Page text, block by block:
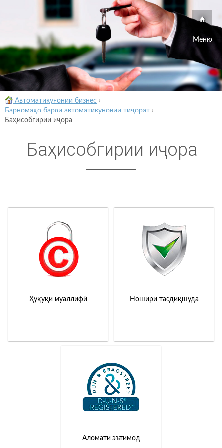
Меню
Автоматикунонии бизнес ›
Барномаҳо барои автоматикунонии тиҷорат ›
Баҳисобгирии иҷора
Баҳисобгирии иҷора
Ҳуқуқи муаллифӣ Ношири тасдиқшуда
Аломати эътимод